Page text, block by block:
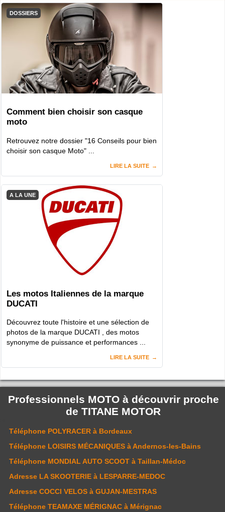
DOSSIERS
Comment bien choisir son casque
moto
Retrouvez notre dossier "16 Conseils pour bien
choisir son casque Moto" ...
LIRE LA SUITE
A LA UNE
Les motos Italiennes de la marque
DUCATI
Découvrez toute l'histoire et une sélection de
photos de la marque DUCATI , des motos
synonyme de puissance et performances ...
LIRE LA SUITE
Professionnels MOTO à découvrir proche
deTITANE MOTOR
Téléphone POLYRACER à Bordeaux
Téléphone LOISIRS MÉCANIQUES à Andernos-les-Bains
Téléphone MONDIAL AUTO SCOOT à Taillan-Médoc
Adresse LA SKOOTERIE à LESPARRE-MEDOC
Adresse COCCI VELOS à GUJAN-MESTRAS
Téléphone TEAMAXE MÉRIGNAC à Mérignac